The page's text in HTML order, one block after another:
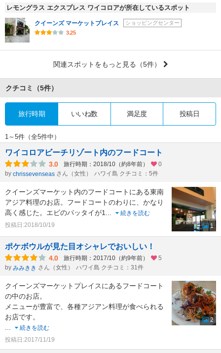
レモングラス エクスプレス ワイコロアが所在しているスポット
クイーンズ マーケットプレイス
ショッピングセンター
3.25
関連スポットをもっと見る （5件）
クチコミ （5件）
旅行時期 いいね数 満足度 投稿日
1～5件（全5件中）
ワイコロアビーチリゾート内のフードコート
3.0 旅行時期：2018/10（約8年前）
0
by chrissevenseas さん（女性） ハワイ島 クチコミ：5件
クイーンズマーケット内のフードコートにある東南
アジア料理のお店。フードコートのわりに、かなり
高く感じた。エビのパッタイが1...
続きを読む
投稿日:2018/10/19
1
ポケボウルが見た目オシャレでおいしい！
4.0 旅行時期：2017/10（約9年前）
5
by みみきき さん（女性） ハワイ島 クチコミ：31件
クイーンズマーケットプレイスにあるフードコート
の中のお店。
メニューが豊富で、各種アジアン料理が食べられる
お店です。
...
続きを読む
投稿日:2017/11/19
2